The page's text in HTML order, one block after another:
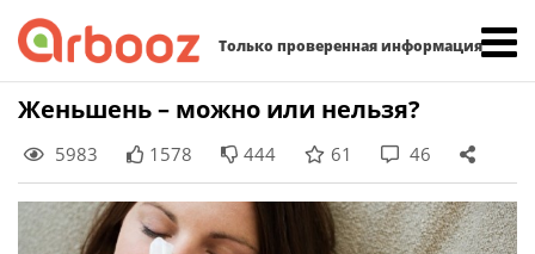
Только проверенная информация
Skip
content
Женьшень – можно или нельзя?
5983 1578 444 61 46
Найти: